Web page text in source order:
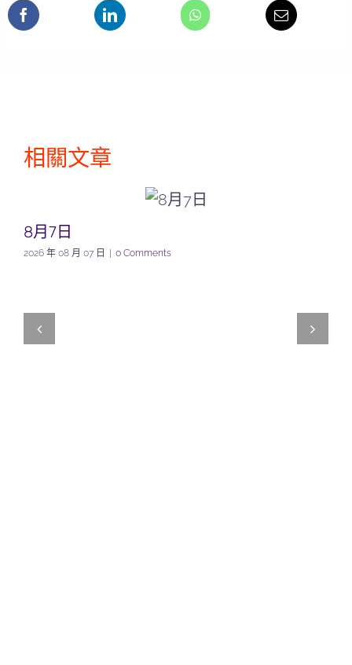
相關文章
8月7日
2026 年 08 月 07 日 | 0 Comments